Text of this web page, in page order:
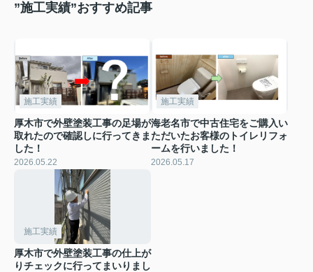
”施工実績”おすすめ記事
施工実績
厚木市で外壁塗装工事の足場が
取れたので確認しに行ってきま
した！
2026.05.22
施工実績
海老名市で中古住宅をご購入い
ただいたお客様のトイレリフォ
ームを行いました！
2026.05.17
施工実績
厚木市で外壁塗装工事の仕上が
りチェックに行ってまいりまし